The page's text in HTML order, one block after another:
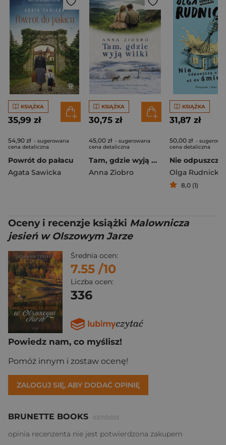
KSIĄŻKA
35,99 zł
54,90 zł - sugerowana
cena detaliczna
Powrót do pałacu
Agata Sawicka
KSIĄŻKA
30,75 zł
45,00 zł - sugerowana
cena detaliczna
Tam, gdzie wyją wilki
Anna Ziobro
KSIĄŻKA
31,87 zł
50,00 zł -
cena detaliczna
Olga Rudnicka
8,0 (1)
Oceny i recenzje książki Malownicza
jesień w Olszowym Jarze
Średnia ocen:
7.55 /10
Liczba ocen:
336
Powiedz nam, co myślisz!
Pomóż innym i zostaw ocenę!
ZALOGUJ SIĘ, ABY DODAĆ OPINIĘ
BRUNETTE BOOKS 03/11/2023
opinia recenzenta nie jest potwierdzona zakupem